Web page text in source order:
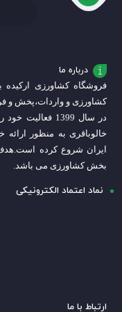
سبد
درباره ما
کشاورزی و واردات،پخش و
در سال 1399
خالوباقری به منظور
ایران شروع کرده است.
بخش کشاورزی می باشد.
نماد اعتماد الکترونیکی
ارتباط با ما